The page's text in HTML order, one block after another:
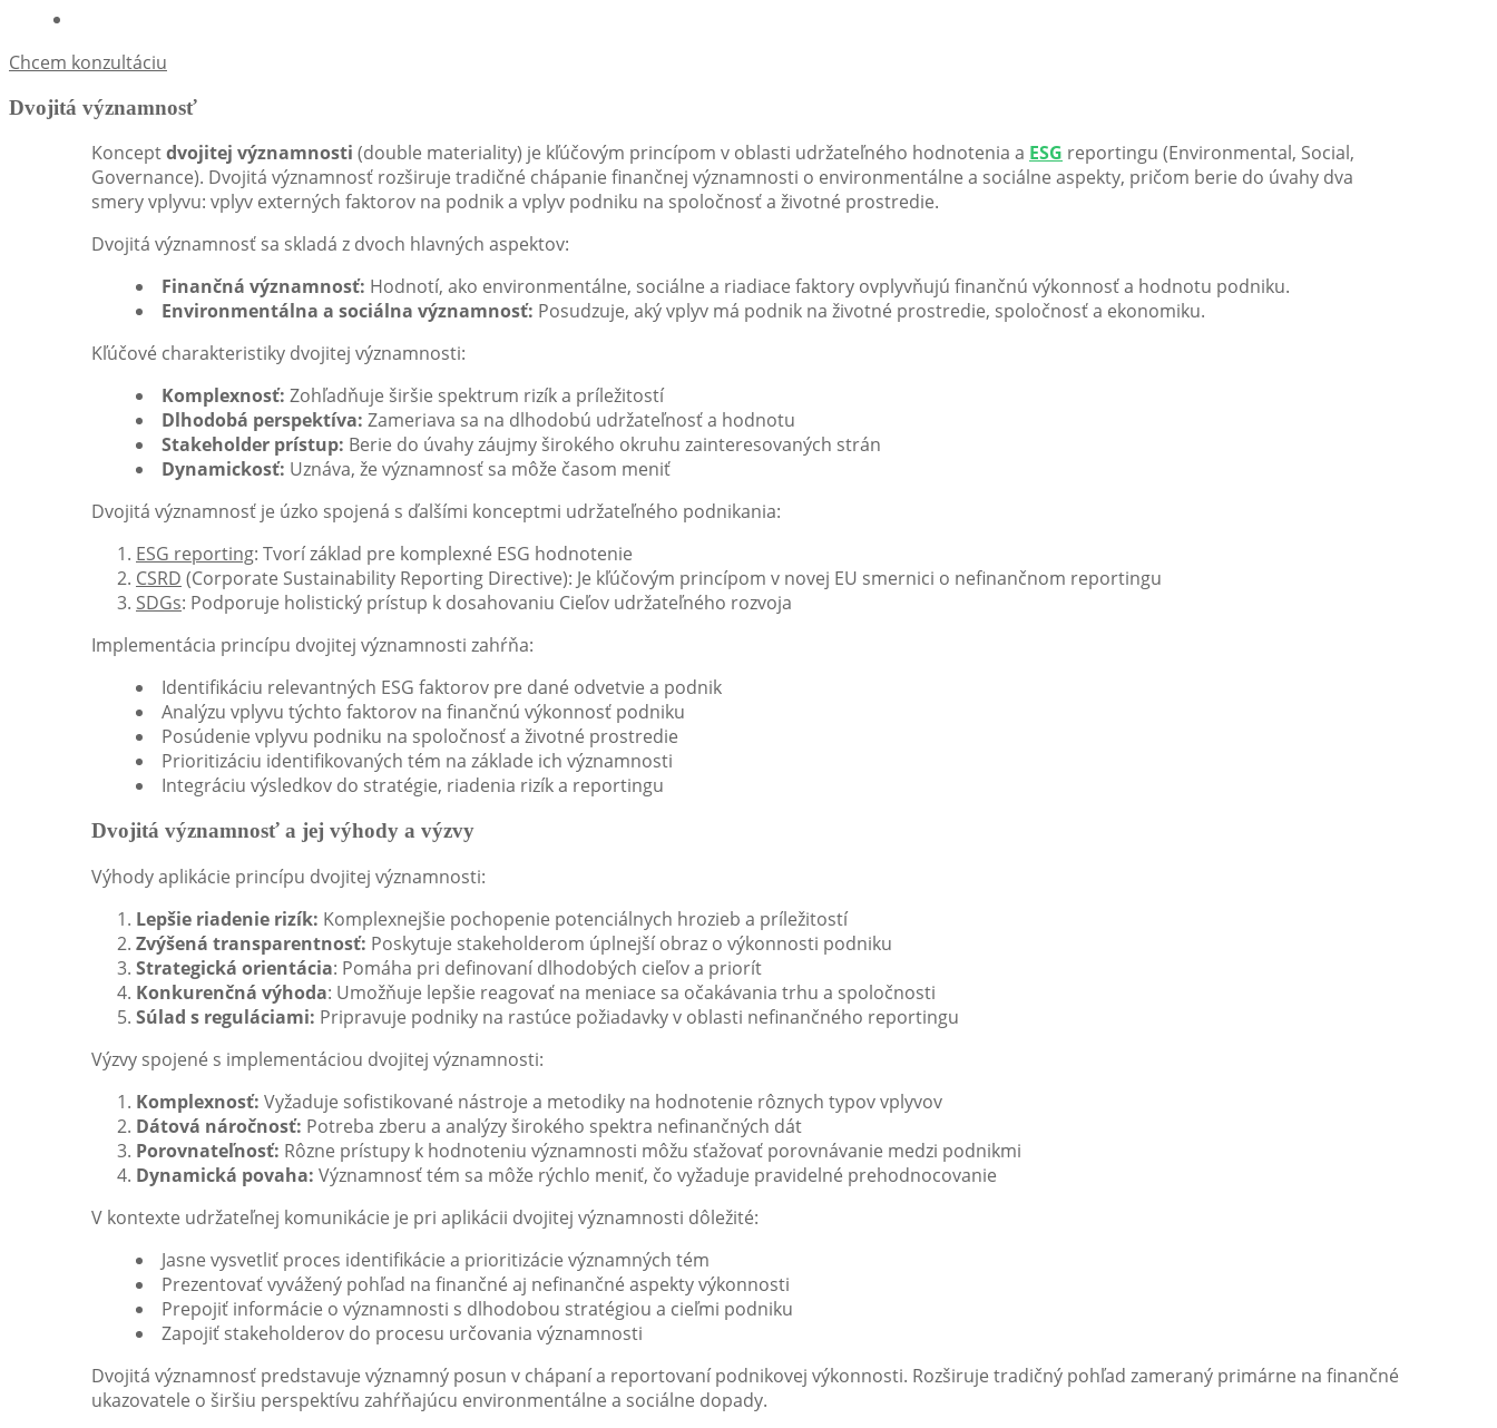
Chcem konzultáciu
Dvojitá významnosť
Konceptdvojitej významnosti (double materiality) je kľúčovým princípom v oblasti udržateľného hodnotenia a ESG reportingu (Environmental, Social,
Governance). Dvojitá významnosť rozširuje tradičné chápanie finančnej významnosti o environmentálne a sociálne aspekty, pričom berie do úvahy dva
smery vplyvu: vplyv externých faktorov na podnik a vplyv podniku na spoločnosť a životné prostredie.
Dvojitá významnosť sa skladá z dvoch hlavných aspektov:
Finančná významnosť: Hodnotí, ako environmentálne, sociálne a riadiace faktory ovplyvňujú finančnú výkonnosť a hodnotu podniku.
Environmentálna a sociálna významnosť: Posudzuje, aký vplyv má podnik na životné prostredie, spoločnosť a ekonomiku.
Kľúčové charakteristiky dvojitej významnosti:
Komplexnosť: Zohľadňuje širšie spektrum rizík a príležitostí
Dlhodobá perspektíva: Zameriava sa na dlhodobú udržateľnosť a hodnotu
Stakeholder prístup: Berie do úvahy záujmy širokého okruhu zainteresovaných strán
Dynamickosť: Uznáva, že významnosť sa môže časom meniť
Dvojitá významnosť je úzko spojená s ďalšími konceptmi udržateľného podnikania:
ESG reporting: Tvorí základ pre komplexné ESG hodnotenie
CSRD (Corporate Sustainability Reporting Directive): Je kľúčovým princípom v novej EU smernici o nefinančnom reportingu
SDGs: Podporuje holistický prístup k dosahovaniu Cieľov udržateľného rozvoja
Implementácia princípu dvojitej významnosti zahŕňa:
Identifikáciu relevantných ESG faktorov pre dané odvetvie a podnik
Analýzu vplyvu týchto faktorov na finančnú výkonnosť podniku
Posúdenie vplyvu podniku na spoločnosť a životné prostredie
Prioritizáciu identifikovaných tém na základe ich významnosti
Integráciu výsledkov do stratégie, riadenia rizík a reportingu
Dvojitá významnosť a jej výhody a výzvy
Výhody aplikácie princípu dvojitej významnosti:
Lepšie riadenie rizík: Komplexnejšie pochopenie potenciálnych hrozieb a príležitostí
Zvýšená transparentnosť: Poskytuje stakeholderom úplnejší obraz o výkonnosti podniku
Strategická orientácia: Pomáha pri definovaní dlhodobých cieľov a priorít
Konkurenčná výhoda: Umožňuje lepšie reagovať na meniace sa očakávania trhu a spoločnosti
Súlad s reguláciami: Pripravuje podniky na rastúce požiadavky v oblasti nefinančného reportingu
Výzvy spojené s implementáciou dvojitej významnosti:
Komplexnosť: Vyžaduje sofistikované nástroje a metodiky na hodnotenie rôznych typov vplyvov
Dátová náročnosť: Potreba zberu a analýzy širokého spektra nefinančných dát
Porovnateľnosť: Rôzne prístupy k hodnoteniu významnosti môžu sťažovať porovnávanie medzi podnikmi
Dynamická povaha: Významnosť tém sa môže rýchlo meniť, čo vyžaduje pravidelné prehodnocovanie
V kontexte udržateľnej komunikácie je pri aplikácii dvojitej významnosti dôležité:
Jasne vysvetliť proces identifikácie a prioritizácie významných tém
Prezentovať vyvážený pohľad na finančné aj nefinančné aspekty výkonnosti
Prepojiť informácie o významnosti s dlhodobou stratégiou a cieľmi podniku
Zapojiť stakeholderov do procesu určovania významnosti
Dvojitá významnosť predstavuje významný posun v chápaní a reportovaní podnikovej výkonnosti. Rozširuje tradičný pohľad zameraný primárne na finančné
ukazovatele o širšiu perspektívu zahŕňajúcu environmentálne a sociálne dopady.